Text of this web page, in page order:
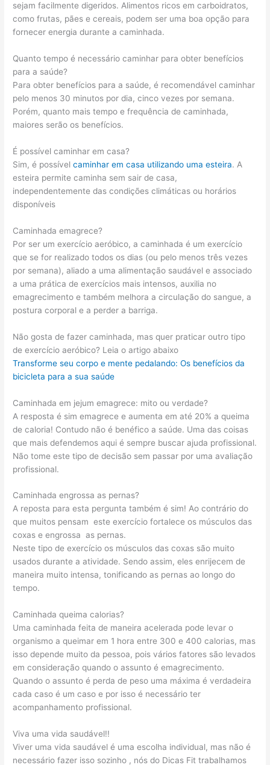
sejam facilmente digeridos. Alimentos ricos em carboidratos,
como frutas, pães e cereais, podem ser uma boa opção para
fornecer energia durante a caminhada.
Quanto tempo é necessário caminhar para obter benefícios
para a saúde?
Para obter benefícios para a saúde, é recomendável caminhar
pelo menos 30 minutos por dia, cinco vezes por semana.
Porém, quanto mais tempo e frequência de caminhada,
maiores serão os benefícios.
É possível caminhar em casa?
Sim, é possívelcaminhar em casa utilizando uma esteira. A
esteira permite caminha sem sair de casa,
independentemente das condições climáticas ou horários
disponíveis
Caminhada emagrece?
Por ser um exercício aeróbico, a caminhada é um exercício
que se for realizado todos os dias (ou pelo menos três vezes
por semana), aliado a uma alimentação saudável e associado
a uma prática de exercícios mais intensos, auxilia no
emagrecimento e também melhora a circulação do sangue, a
postura corporal e a perder a barriga.
Não gosta de fazer caminhada, mas quer praticar outro tipo
de exercício aeróbico? Leia o artigo abaixo
Transforme seu corpo e mente pedalando: Os benefícios da
bicicleta para a sua saúde
Caminhada em jejum emagrece: mito ou verdade?
A resposta é sim emagrece e aumenta em até 20% a queima
de caloria! Contudo não é benéfico a saúde. Uma das coisas
que mais defendemos aqui é sempre buscar ajuda profissional.
Não tome este tipo de decisão sem passar por uma avaliação
profissional.
Caminhada engrossa as pernas?
A reposta para esta pergunta também é sim! Ao contrário do
que muitos pensam este exercício fortalece os músculos das
coxas e engrossa as pernas.
Neste tipo de exercício os músculos das coxas são muito
usados durante a atividade. Sendo assim, eles enrijecem de
maneira muito intensa, tonificando as pernas ao longo do
tempo.
Caminhada queima calorias?
Uma caminhada feita de maneira acelerada pode levar o
organismo a queimar em 1 hora entre 300 e 400 calorias, mas
isso depende muito da pessoa, pois vários fatores são levados
em consideração quando o assunto é emagrecimento.
Quando o assunto é perda de peso uma máxima é verdadeira
cada caso é um caso e por isso é necessário ter
acompanhamento profissional.
Viva uma vida saudável!!
Viver uma vida saudável é uma escolha individual, mas não é
necessário fazer isso sozinho , nós do Dicas Fit trabalhamos